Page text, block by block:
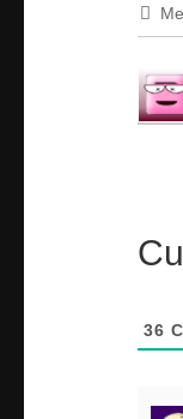
36